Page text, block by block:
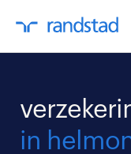
in